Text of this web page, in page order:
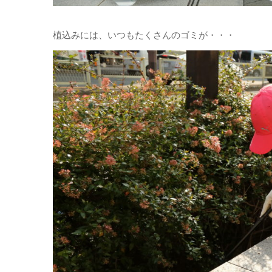
植込みには、いつもたくさんのゴミが・・・